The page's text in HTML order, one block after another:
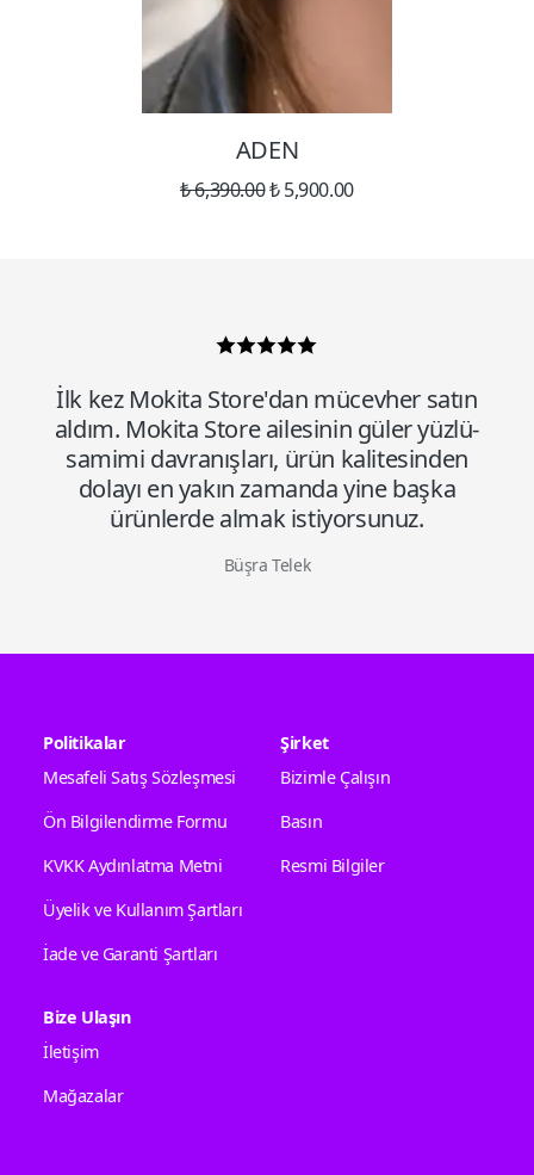
ADEN
₺ 6,390.00₺ 5,900.00
İlk kez Mokita Store'dan mücevher satın
aldım. Mokita Store ailesinin güler yüzlü-
samimi davranışları, ürün kalitesinden
dolayı en yakın zamanda yine başka
ürünlerde almak istiyorsunuz.
Büşra Telek
Politikalar
Mesafeli Satış Sözleşmesi
Ön Bilgilendirme Formu
KVKK Aydınlatma Metni
Üyelik ve Kullanım Şartları
İade ve Garanti Şartları
Şirket
Bizimle Çalışın
Basın
Resmi Bilgiler
Bize Ulaşın
İletişim
Mağazalar